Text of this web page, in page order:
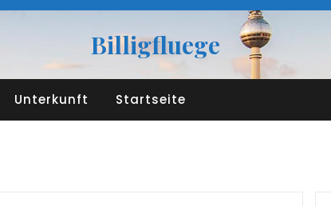
Billigfluege
Unterkunft Startseite